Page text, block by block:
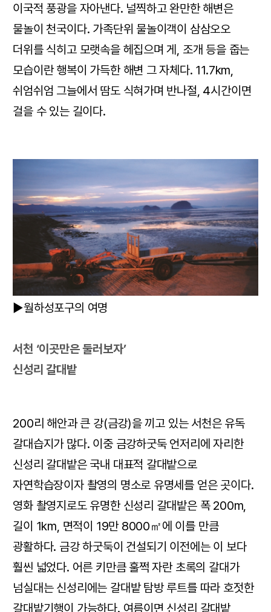
이국적 풍광을 자아낸다. 널찍하고 완만한 해변은
물놀이 천국이다. 가족단위 물놀이객이 삼삼오오
더위를 식히고 모랫속을 헤집으며 게, 조개 등을 줍는
모습이란 행복이 가득한 해변 그 자체다. 11.7km,
쉬엄쉬엄 그늘에서 땀도 식혀가며 반나절, 4시간이면
걸을 수 있는 길이다.
▶월하성포구의 여명
서천 ‘이곳만은 둘러보자’
신성리 갈대밭
200리 해안과 큰 강(금강)을 끼고 있는 서천은 유독
갈대습지가 많다. 이중 금강하굿둑 언저리에 자리한
신성리 갈대밭은 국내 대표적 갈대밭으로
자연학습장이자 촬영의 명소로 유명세를 얻은 곳이다.
영화 촬영지로도 유명한 신성리 갈대밭은 폭 200m,
길이 1km, 면적이 19만 8000㎡에 이를 만큼
광활하다. 금강 하굿둑이 건설되기 이전에는 이 보다
훨씬 넓었다. 어른 키만큼 훌쩍 자란 초록의 갈대가
넘실대는 신성리에는 갈대밭 탐방 루트를 따라 호젓한
갈대밭기행이 가능하다. 여름이면 신성리 갈대밭